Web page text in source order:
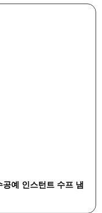
예 인스턴트 수프 냄